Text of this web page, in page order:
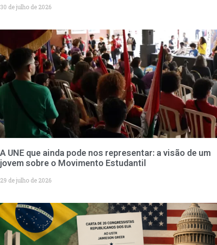
30 de julho de 2026
A UNE que ainda pode nos representar: a visão de um
jovem sobre o Movimento Estudantil
29 de julho de 2026